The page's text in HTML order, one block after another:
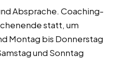
Absprache. Coaching-
statt, um
Montag bis Donnerstag
und Sonntag